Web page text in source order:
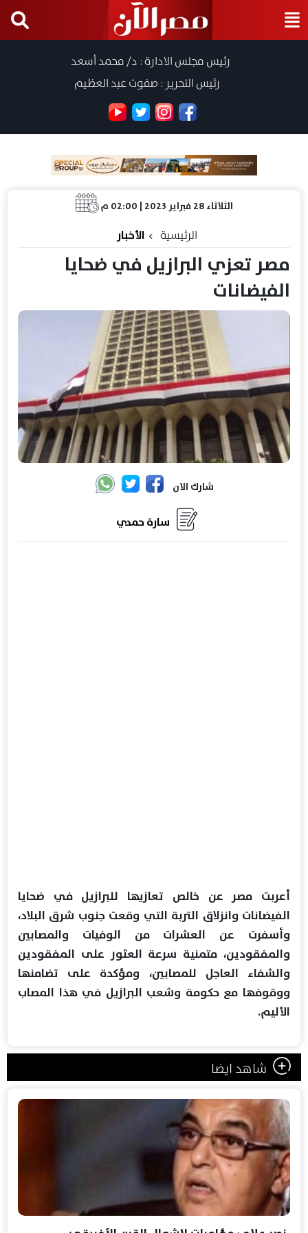
رئيس مجلس الادارة : د/ محمد أسعد
رئيس التحرير : صفوت عبد العظيم
الثلاثاء 28 فبراير 2023 | 02:00 م
الرئيسية الأخبار
مصر تعزي البرازيل في ضحايا
الفيضانات
شارك الان
سارة حمدي
أعربت مصر عن خالص تعازيها للبرازيل في ضحايا
الفيضانات وانزلاق التربة التي وقعت جنوب شرق البلاد،
وأسفرت عن العشرات من الوفيات والمصابين
والمفقودين، متمنية سرعة العثور على المفقودين
والشفاء العاجل للمصابين، ومؤكدة على تضامنها
ووقوفها مع حكومة وشعب البرازيل في هذا المصاب
الأليم.
شاهد ايضا